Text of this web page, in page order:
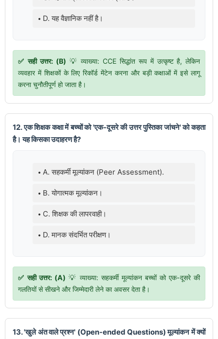
D. यह वैज्ञानिक नहीं है।
✅ सही उत्तर: (B) 💡 व्याख्या: CCE सिद्धांत रूप में उत्कृष्ट है, लेकिन
व्यवहार में शिक्षकों के लिए रिकॉर्ड मेंटेन करना और बड़ी कक्षाओं में इसे लागू
करना चुनौतीपूर्ण हो जाता है।
12. एक शिक्षक कक्षा में बच्चों को 'एक-दूसरे की उत्तर पुस्तिका जांचने' को कहता
है। यह किसका उदाहरण है?
A. सहकर्मी मूल्यांकन (Peer Assessment).
B. योगात्मक मूल्यांकन।
C. शिक्षक की लापरवाही।
D. मानक संदर्भित परीक्षण।
✅ सही उत्तर: (A) 💡 व्याख्या: सहकर्मी मूल्यांकन बच्चों को एक-दूसरे की
गलतियों से सीखने और जिम्मेदारी लेने का अवसर देता है।
13. 'खुले अंत वाले प्रश्न' (Open-ended Questions) मूल्यांकन में क्यों